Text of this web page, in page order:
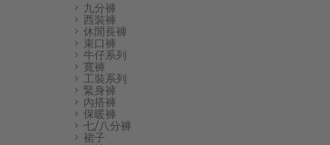
九分褲
西裝褲
休閒長褲
束口褲
牛仔系列
寬褲
工裝系列
緊身褲
內搭褲
保暖褲
七/八分褲
裙子